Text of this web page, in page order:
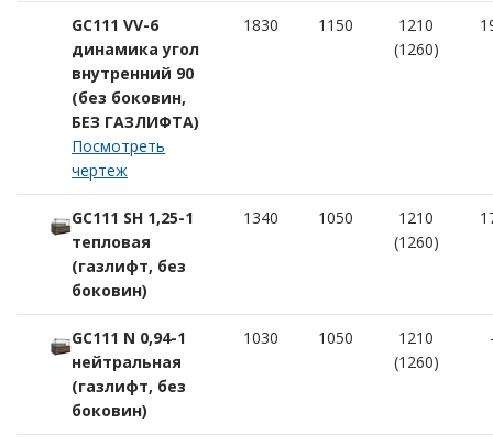
GC111 VV-6
динамика угол
внутренний 90
(без боковин,
БЕЗ ГАЗЛИФТА)
Посмотреть
чертеж
1830 1150
1210
(1260)
GC111 SH 1,25-1
тепловая
(газлифт, без
боковин)
1340 1050
1210
(1260)
GC111 N 0,94-1
нейтральная
(газлифт, без
боковин)
1030 1050
1210
(1260)